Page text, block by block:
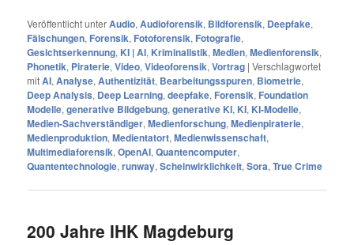
Veröffentlicht unterAudio,Audioforensik, Bildforensik, Deepfake,
Fälschungen, Forensik, Fotoforensik, Fotografie,
Gesichtserkennung, KI | AI, Kriminalistik,Medien,Medienforensik,
Phonetik, Piraterie,Video,Videoforensik,Vortrag |Verschlagwortet
mitAI,Analyse,Authentizität, Bearbeitungsspuren, Biometrie,
Deep Analysis, Deep Learning,deepfake, Forensik, Foundation
Modelle,generative Bildgebung,generative KI, KI, KI-Modelle,
Medien-Sachverständiger,Medienforschung,Medienpiraterie,
Medienproduktion,Medientatort,Medienwissenschaft,
Multimediaforensik,OpenAI,Quantencomputer,
Quantentechnologie,runway,Scheinwirklichkeit,Sora,True Crime
200 Jahre IHK Magdeburg